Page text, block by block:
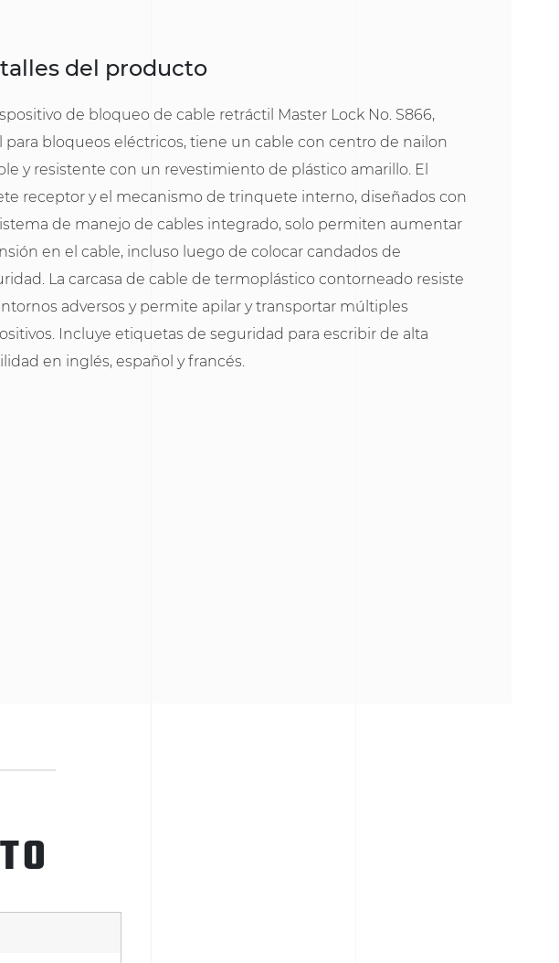
del producto
de bloqueo de cable retráctil Master Lock No. S866,
para bloqueos eléctricos, tiene un cable con centro de nailon
y resistente con un revestimiento de plástico amarillo. El
receptor y el mecanismo de trinquete interno, diseñados con
de manejo de cables integrado, solo permiten aumentar
en el cable, incluso luego de colocar candados de
La carcasa de cable de termoplástico contorneado resiste
adversos y permite apilar y transportar múltiples
Incluye etiquetas de seguridad para escribir de alta
en inglés, español y francés.